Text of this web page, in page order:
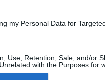
my Personal Data for Targeted
Use, Retention, Sale, and/or
with the Purposes for